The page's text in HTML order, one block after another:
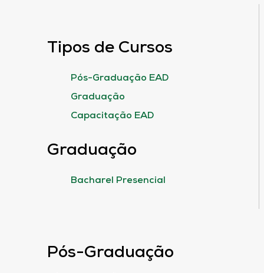
Tipos de Cursos
Pós-Graduação EAD
Graduação
Capacitação EAD
Graduação
Bacharel Presencial
Pós-Graduação